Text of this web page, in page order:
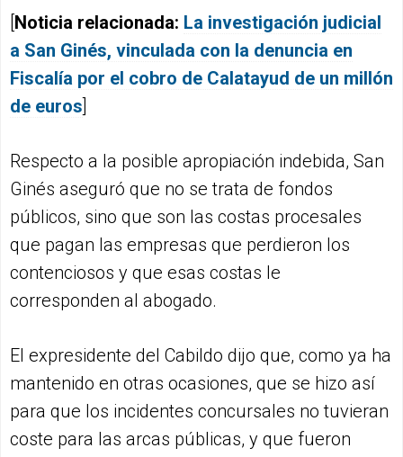
[Noticia relacionada: La investigación judicial
a San Ginés, vinculada con la denuncia en
Fiscalía por el cobro de Calatayud de un millón
de euros]
Respecto a la posible apropiación indebida, San
Ginés aseguró que no se trata de fondos
públicos, sino que son las costas procesales
que pagan las empresas que perdieron los
contenciosos y que esas costas le
corresponden al abogado.
El expresidente del Cabildo dijo que, como ya ha
mantenido en otras ocasiones, que se hizo así
para que los incidentes concursales no tuvieran
coste para las arcas públicas, y que fueron